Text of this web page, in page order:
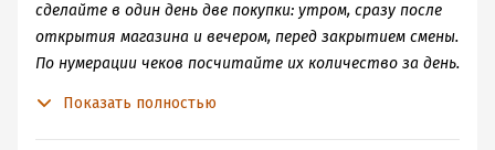
сделайте в один день две покупки: утром, сразу после
открытия магазина и вечером, перед закрытием смены.
По нумерации чеков посчитайте их количество за день.
Показать полностью